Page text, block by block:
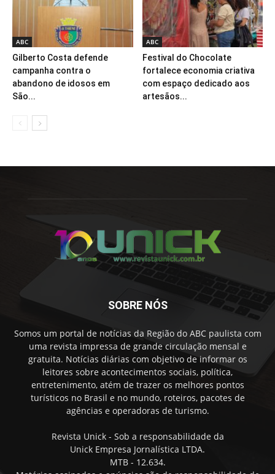
ABC
Gilberto Costa defende
campanha contra o
abandono de idosos em
São...
ABC
Festival do Chocolate
fortalece economia criativa
com espaço dedicado aos
artesãos...
SOBRE NÓS
Somos um portal de notícias da Região do ABC paulista com
uma revista impressa de grande circulação mensal e
gratuita. Notícias diárias com objetivo de informar os
leitores sobre acontecimentos sociais, política,
entretenimento, atém de trazer os melhores pontos
turísticos no Brasil e no mundo, roteiros, pacotes de
agências e operadoras de turismo.
Revista Unick - Sob a responsabilidade da
Unick Empresa Jornalística LTDA.
MTB - 12.634.